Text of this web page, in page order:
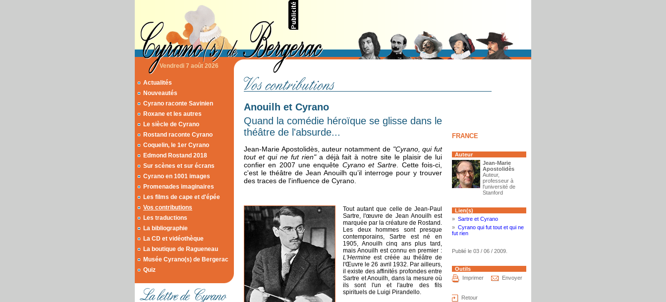
Vendredi 7 août 2026
Actualités
Nouveautés
Cyrano raconte Savinien
Roxane et les autres
Le siècle de Cyrano
Rostand raconte Cyrano
Coquelin, le 1er Cyrano
Edmond Rostand 2018
Sur scènes et sur écrans
Cyrano en 1001 images
Promenades imaginaires
Les films de cape et d'épée
Vos contributions
Les traductions
La bibliographie
La CD et vidéothèque
La boutique de Ragueneau
Musée Cyrano(s) de Bergerac
Quiz
Anouilh et Cyrano
Quand la comédie héroïque se glisse dans le
théâtre de l'absurde...
Jean-Marie Apostolidès, auteur notamment de "Cyrano, qui fut
tout et qui ne fut rien"a déjà fait à notre site le plaisir de lui
confier en 2007 une enquête Cyrano et Sartre . Cette fois-ci,
c'est le théâtre de Jean Anouilh qu’il interroge pour y trouver
des traces de l'influence de Cyrano.
Tout autant que celle de Jean-Paul
Sartre, l'œuvre de Jean Anouilh est
marquée par la créature de Rostand.
Les deux hommes sont presque
contemporains, Sartre est né en
1905, Anouilh cinq ans plus tard,
mais Anouilh est connu en premier :
L'Hermine est créée au théâtre de
l'Œuvre le 26 avril 1932. Par ailleurs,
il existe des affinités profondes entre
Sartre et Anouilh, dans la mesure où
ils sont l'un et l'autre des fils
spirituels de Luigi Pirandello.
FRANCE
Auteur
Jean-Marie
Apostolidès
Auteur,
professeur à
l'université de
Stanford
Lien(s)
» Sartre et Cyrano
» Cyrano qui fut tout et qui ne
fut rien
Publié le 03 / 06 / 2009.
Outils
Imprimer
Envoyer
Retour